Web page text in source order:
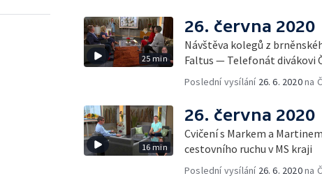
25 min
26. června 2020
Návštěva kolegů z
Faltus — Telefonát divákovi
Poslední vysílání 26. 6. 2020na
16 min
26. června 2020
Cvičení s Markem a
cestovního ruchu v MS kraji
Poslední vysílání 26. 6. 2020na